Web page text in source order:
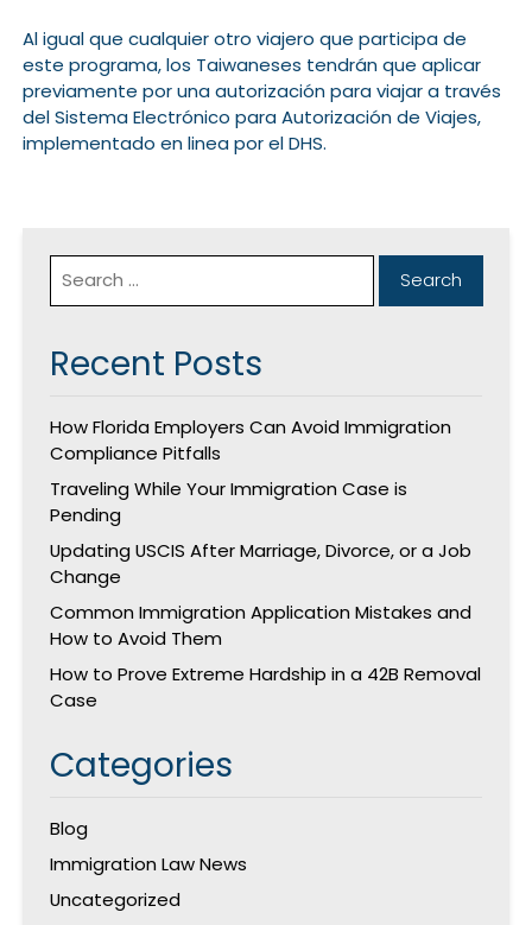
Al igual que cualquier otro viajero que participa de
este programa, los Taiwaneses tendrán que aplicar
previamente por una autorización para viajar a través
del Sistema Electrónico para Autorización de Viajes,
implementado en linea por el DHS.
Recent Posts
How Florida Employers Can Avoid Immigration
Compliance Pitfalls
Traveling While Your Immigration Case is
Pending
Updating USCIS After Marriage, Divorce, or a Job
Change
Common Immigration Application Mistakes and
How to Avoid Them
How to Prove Extreme Hardship in a 42B Removal
Case
Categories
Blog
Immigration Law News
Uncategorized